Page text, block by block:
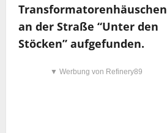
Transformatorenhäuschen
an der Straße “Unter den
Stöcken” aufgefunden.
▼ Werbung von Refinery89